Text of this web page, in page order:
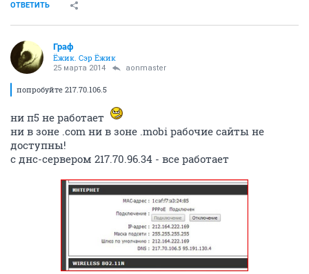
ОТВЕТИТЬ
Граф
Ёжик. Сэр Ёжик
25 марта 2014 aonmaster
попробуйте 217.70.106.5
ни п5 не работает
ни в зоне .com ни в зоне .mobi рабочие сайты не
доступны!
с днс-сервером 217.70.96.34 - все работает